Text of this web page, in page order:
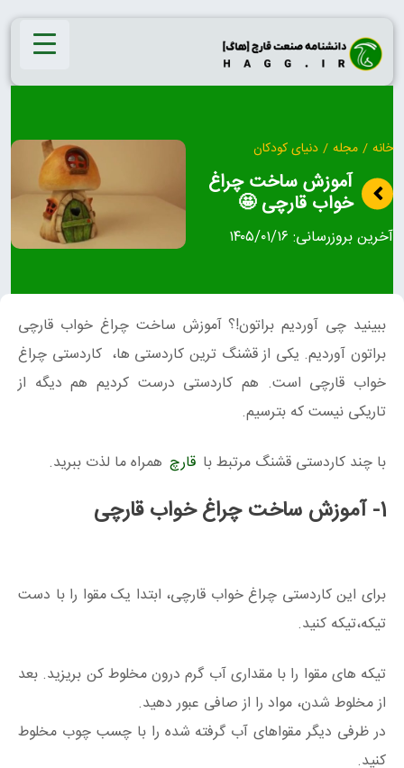
Skip
content
خانه / مجله / دنیای کودکان
آموزش ساخت چراغ
خواب قارچی 🤩
آخرین بروزرسانی: ۱۴۰۵/۰۱/۱۶
ببینید چی آوردیم براتون!؟ آموزش ساخت چراغ خواب قارچی
براتون آوردیم. یکی از قشنگ ترین کاردستی ها، کاردستی چراغ
خواب قارچی است. هم کاردستی درست کردیم هم دیگه از
تاریکی نیست که بترسیم.
با چند کاردستی قشنگ مرتبط با قارچ همراه ما لذت ببرید.
1- آموزش ساخت چراغ خواب قارچی
برای این کاردستی چراغ خواب قارچی، ابتدا یک مقوا را با دست
تیکه،تیکه کنید.
تیکه های مقوا را با مقداری آب گرم درون مخلوط کن بریزید. بعد
از مخلوط شدن، مواد را از صافی عبور دهید.
در ظرفی دیگر مقواهای آب گرفته شده را با چسب چوب مخلوط
کنید.